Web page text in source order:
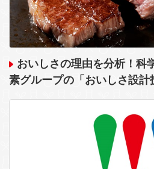
おいしさの理由を分析！科
素グループの「おいしさ設計